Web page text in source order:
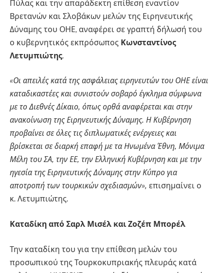
Πύλας και την απαράδεκτη επίθεση εναντίον
Βρετανών και Σλοβάκων μελών της Ειρηνευτικής
Δύναμης του ΟΗΕ, αναφέρει σε γραπτή δήλωσή του
ο κυβερνητικός εκπρόσωπος Κωνσταντίνος
Λετυμπιώτης.
«Οι απειλές κατά της ασφάλειας ειρηνευτών του ΟΗΕ είναι
καταδικαστέες και συνιστούν σοβαρό έγκλημα σύμφωνα
με το Διεθνές Δίκαιο, όπως ορθά αναφέρεται και στην
ανακοίνωση της Ειρηνευτικής Δύναμης. Η Κυβέρνηση
προβαίνει σε όλες τις διπλωματικές ενέργειες και
βρίσκεται σε διαρκή επαφή με τα Ηνωμένα Έθνη, Μόνιμα
Μέλη του ΣΑ, την ΕΕ, την Ελληνική Κυβέρνηση και με την
ηγεσία της Ειρηνευτικής Δύναμης στην Κύπρο για
αποτροπή των τουρκικών σχεδιασμών», επισημαίνει ο
κ. Λετυμπιώτης.
Καταδίκη από Σαρλ Μισέλ και Ζοζέπ Μπορέλ
Την καταδίκη του για την επίθεση μελών του
προσωπικού της Τουρκοκυπριακής πλευράς κατά